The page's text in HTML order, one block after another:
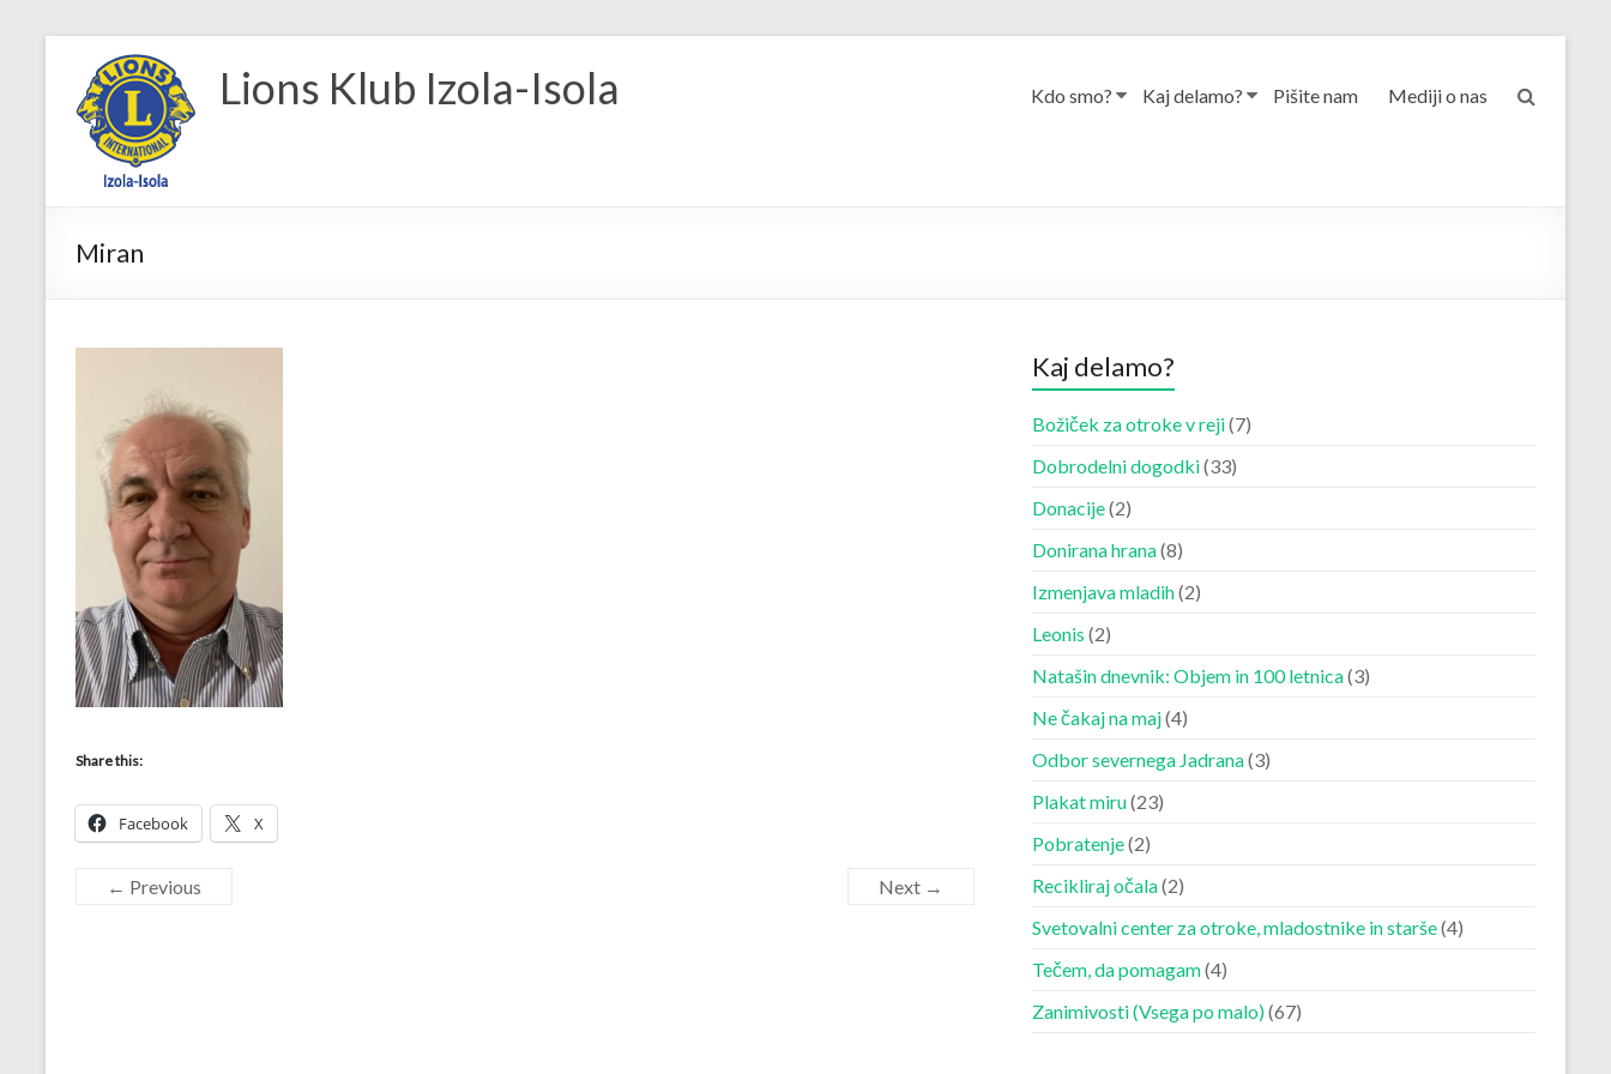
content
Lions Klub Izola-Isola Kdo smo? Kaj delamo? Pišite nam Mediji o nas
Miran
Share this:
Facebook X
← Previous Next →
Kaj delamo?
Božiček za otroke v reji(7)
Dobrodelni dogodki(33)
Donacije(2)
Donirana hrana(8)
Izmenjava mladih(2)
Leonis (2)
Natašin dnevnik: Objem in 100 letnica(3)
Ne čakaj na maj(4)
Odbor severnega Jadrana(3)
Plakat miru(23)
Pobratenje(2)
Recikliraj očala(2)
Svetovalni center za otroke, mladostnike in starše(4)
Tečem, da pomagam(4)
Zanimivosti (Vsega po malo)(67)